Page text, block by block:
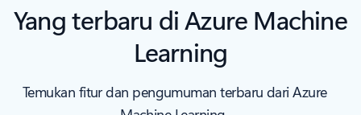
Yang terbaru di Azure Machine
Learning
Temukan fitur dan pengumuman terbaru dari Azure